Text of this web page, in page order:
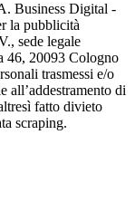
Business Digital -
la pubblicità
sede legale
46, 20093 Cologno
trasmessi e/o
all’addestramento di
fatto divieto
scraping.